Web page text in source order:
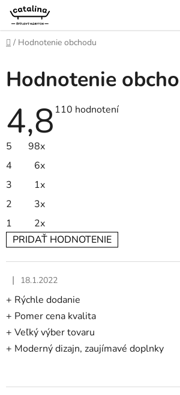
Prejsť
obsah
Domov
/ Hodnotenie obchodu
Hodnotenie
4,8 Priemerné
110 hodnotení
5
98x
4
6x
3
1x
2
3x
1
2x
PRIDAŤ HODNOTENIE
p
i
s
h
o
Hodnotenie obchodu je 5 z 5 hviezdičiek.
| 18.1.2022
+ Rýchle dodanie
+ Pomer cena kvalita
+ Veľký výber tovaru
+ Moderný dizajn, zaujímavé doplnky